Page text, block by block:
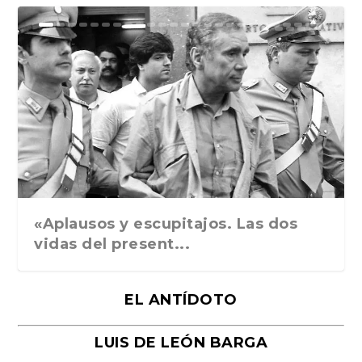
Ground Rules. Alejan...
«Rafael: Poesía subl...
Bienvenidos al circo...
Georges de La Tour. ...
Robert Capa: la hist...
«Aplausos y escupitajos. Las dos
vidas del present...
EL ANTÍDOTO
LUIS DE LEÓN BARGA